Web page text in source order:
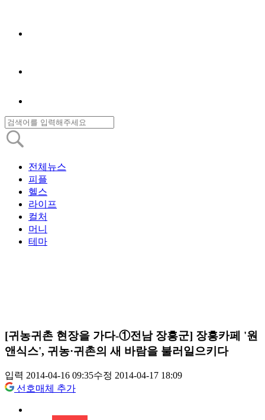
전체뉴스
피플
헬스
라이프
컬처
머니
테마
[귀농귀촌 현장을 가다-①전남 장흥군] 장흥카페 '원
앤식스', 귀농·귀촌의 새 바람을 불러일으키다
입력 2014-04-16 09:35수정 2014-04-17 18:09
선호매체 추가